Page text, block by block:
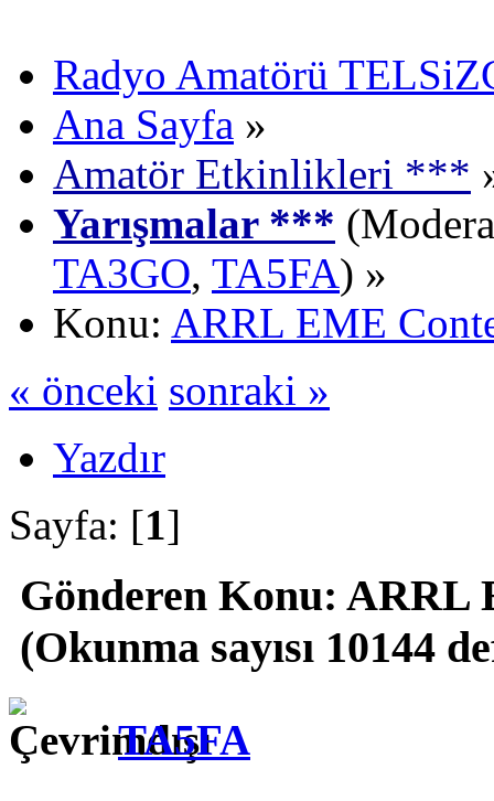
Radyo Amatörü
Ana Sayfa »
Amatör Etkinlikleri ***
Yarışmalar ***
TA3GO, TA5FA) »
Konu: ARRL EME
« önceki sonraki »
Yazdır
Sayfa: [1]
Gönderen Konu: ARRL
(Okunma sayısı 10144
TA5FA